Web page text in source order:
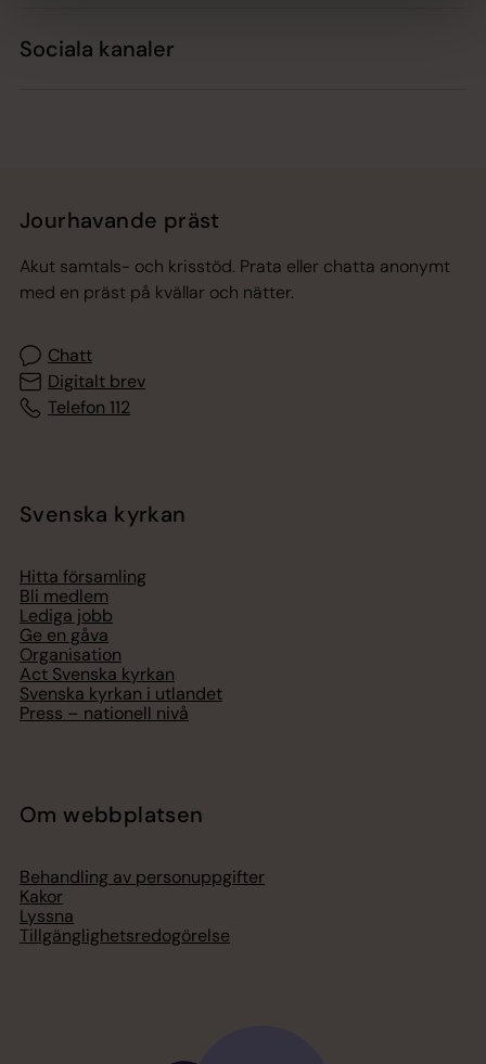
Sociala kanaler
Jourhavande präst
Akut samtals- och krisstöd. Prata eller chatta anonymt
med en präst på kvällar och nätter.
Chatt
Digitalt brev
Telefon 112
Svenska kyrkan
Hitta församling
Bli medlem
Lediga jobb
Ge en gåva
Organisation
Act Svenska kyrkan
Svenska kyrkan i utlandet
Press – nationell nivå
Om webbplatsen
Behandling av personuppgifter
Kakor
Lyssna
Tillgänglighetsredogörelse